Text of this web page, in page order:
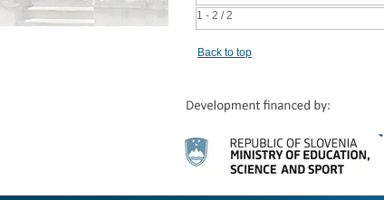
1 - 2 / 2
Back to top